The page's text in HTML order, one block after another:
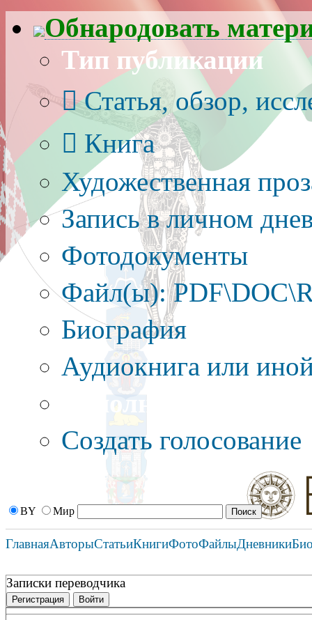
Обнародовать
Тип публикации
Статья, обзор,
Книга
Художественная
Запись в личном
Фотодокументы
Файл(ы):
Биография
Аудиокнига или
Дополнительные
Создать голосование
BY Мир
ГлавнаяАвторыСтатьиКнигиФотоФайлыДневники
Записки переводчика
Регистрация Войти